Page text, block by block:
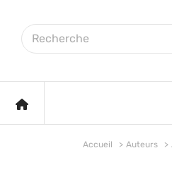
Rechercher sur le site
ACCUEIL
Accueil Auteurs